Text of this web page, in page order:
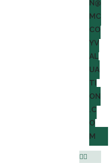
N@
MC
CO
YV
AL
UA
TI
ON
.C
O
M